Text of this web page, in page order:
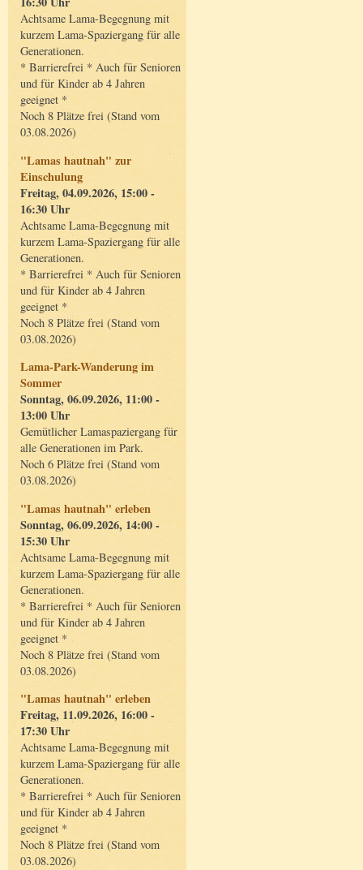
Achtsame Lama-Begegnung mit
kurzem Lama-Spaziergang für alle
Generationen.
* Barrierefrei * Auch für Senioren
und für Kinder ab 4 Jahren
geeignet *
Noch 8 Plätze frei (Stand vom
03.08.2026)
"Lamas hautnah" zur
Einschulung
Freitag, 04.09.2026, 15:00 -
16:30 Uhr
Achtsame Lama-Begegnung mit
kurzem Lama-Spaziergang für alle
Generationen.
* Barrierefrei * Auch für Senioren
und für Kinder ab 4 Jahren
geeignet *
Noch 8 Plätze frei (Stand vom
03.08.2026)
Lama-Park-Wanderung im
Sommer
Sonntag, 06.09.2026, 11:00 -
13:00 Uhr
Gemütlicher Lamaspaziergang für
alle Generationen im Park.
Noch 6 Plätze frei (Stand vom
03.08.2026)
"Lamas hautnah" erleben
Sonntag, 06.09.2026, 14:00 -
15:30 Uhr
Achtsame Lama-Begegnung mit
kurzem Lama-Spaziergang für alle
Generationen.
* Barrierefrei * Auch für Senioren
und für Kinder ab 4 Jahren
geeignet *
Noch 8 Plätze frei (Stand vom
03.08.2026)
"Lamas hautnah" erleben
Freitag, 11.09.2026, 16:00 -
17:30 Uhr
Achtsame Lama-Begegnung mit
kurzem Lama-Spaziergang für alle
Generationen.
* Barrierefrei * Auch für Senioren
und für Kinder ab 4 Jahren
geeignet *
Noch 8 Plätze frei (Stand vom
03.08.2026)